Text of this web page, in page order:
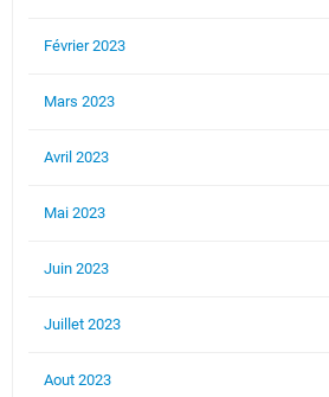
Février 2023
Mars 2023
Avril 2023
Mai 2023
Juin 2023
Juillet 2023
Aout 2023